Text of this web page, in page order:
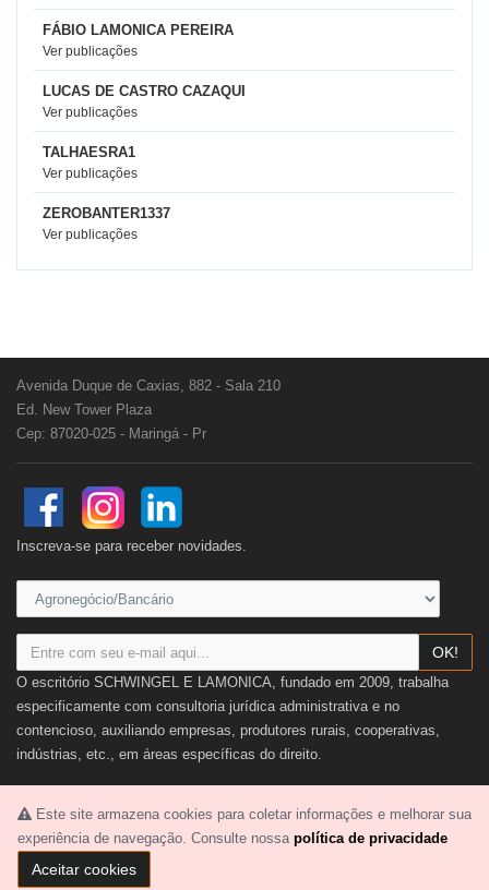
FÁBIO LAMONICA PEREIRA
Ver publicações
LUCAS DE CASTRO CAZAQUI
Ver publicações
TALHAESRA1
Ver publicações
ZEROBANTER1337
Ver publicações
Este site armazena cookies para coletar informações e melhorar sua
experiência de navegação. Consulte nossa política de privacidade
Aceitar cookies
Avenida Duque de Caxias, 882 - Sala 210
Ed. New Tower Plaza
Cep: 87020-025 - Maringá - Pr
Inscreva-se para receber novidades.
OK!
O escritório SCHWINGEL E LAMONICA, fundado em 2009, trabalha
especificamente com consultoria jurídica administrativa e no
contencioso, auxiliando empresas, produtores rurais, cooperativas,
indústrias, etc., em áreas específicas do direito.
Ver mais
2026 © SCHWINGEL E LAMONICA. Todos os direitos reservados.